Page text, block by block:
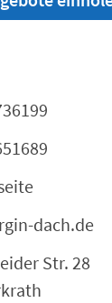
dach.de
Str. 28